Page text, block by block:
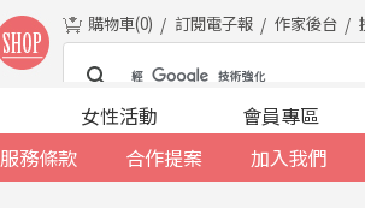
購物車(0) 訂閱電子報 作家後台
服務條款 合作提案 加入我們
女性活動 會員專區